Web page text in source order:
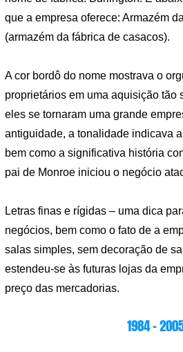
que a empresa oferece: Armazém
(armazém da fábrica de casacos).
A cor bordô do nome mostrava o
proprietários em uma aquisição tão
eles se tornaram uma grande
antiguidade, a tonalidade indicava
bem como a significativa história
pai de Monroe iniciou o negócio
Letras finas e rígidas – uma dica
negócios, bem como o fato de a
salas simples, sem decoração de
estendeu-se às futuras lojas da
preço das mercadorias.
1984 –